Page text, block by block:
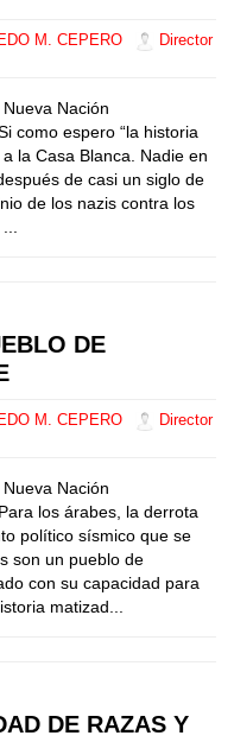
M. CEPERO
Director
Nación
como espero “la historia
la Casa Blanca. Nadie en
de casi un siglo de
de los nazis contra los
DE
M. CEPERO
Director
Nación
los árabes, la derrota
político sísmico que se
son un pueblo de
con su capacidad para
matizad...
DE RAZAS Y